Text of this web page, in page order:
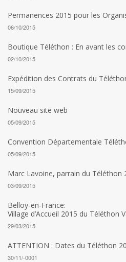
Permanences 2015 pour les
06/10/2015
Boutique Téléthon : En avant les
02/10/2015
Expédition des Contrats du
15/09/2015
Nouveau site web
05/09/2015
Convention Départementale
05/09/2015
Marc Lavoine, parrain du Téléthon
03/09/2015
Belloy-en-France:
Village d’Accueil 2015 du Téléthon
29/03/2015
ATTENTION : Dates du Téléthon
30/11/-0001